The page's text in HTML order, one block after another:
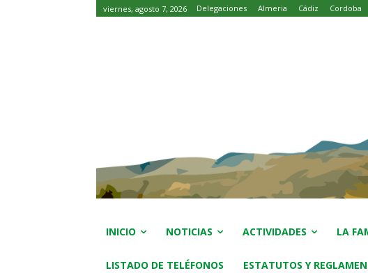
viernes, agosto 7, 2026 Delegaciones Almeria Cádiz Cordoba
INICIO NOTICIAS ACTIVIDADES LA
LISTADO DE TELÉFONOS ESTATUTOS Y